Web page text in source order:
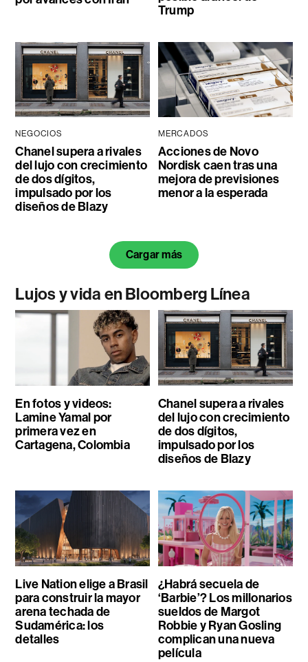
Trump
NEGOCIOS
Chanel supera a rivales
del lujo con crecimiento
de dos dígitos,
impulsado por los
diseños de Blazy
MERCADOS
Acciones de Novo
Nordisk caen tras una
mejora de previsiones
menor a la esperada
Cargar más
Lujos y vida en Bloomberg Línea
En fotos y videos:
Lamine Yamal por
primera vez en
Cartagena, Colombia
Chanel supera a rivales
del lujo con crecimiento
de dos dígitos,
impulsado por los
diseños de Blazy
Live Nation elige a Brasil
para construir la mayor
arena techada de
Sudamérica: los
detalles
¿Habrá secuela de
‘Barbie’? Los millonarios
sueldos de Margot
Robbie y Ryan Gosling
complican una nueva
película